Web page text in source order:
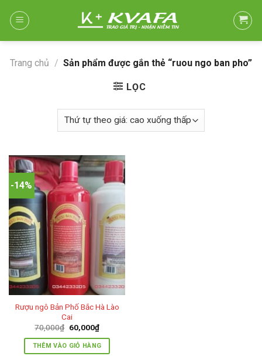
Trang chủ / Sản phẩm được gắn thẻ “ruou ngo ban pho”
LỌC
-14%
Rượu ngô Bản Phố Bắc Hà Lào
Cai
70,000₫ Giá
gốc
là:
70,000₫.
60,000₫Giá
hiện
tại
là:
60,000₫.
THÊM VÀO GIỎ HÀNG